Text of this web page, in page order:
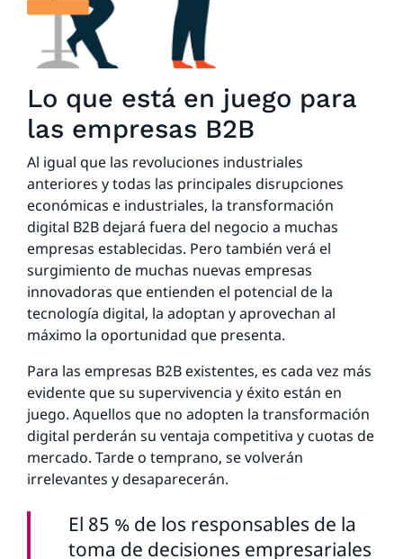
Lo que está en juego para
las empresas B2B
Al igual que las revoluciones industriales
anteriores y todas las principales disrupciones
económicas e industriales, la transformación
digital B2B dejará fuera del negocio a muchas
empresas establecidas. Pero también verá el
surgimiento de muchas nuevas empresas
innovadoras que entienden el potencial de la
tecnología digital, la adoptan y aprovechan al
máximo la oportunidad que presenta.
Para las empresas B2B existentes, es cada vez más
evidente que su supervivencia y éxito están en
juego. Aquellos que no adopten la transformación
digital perderán su ventaja competitiva y cuotas de
mercado. Tarde o temprano, se volverán
irrelevantes y desaparecerán.
El 85 % de los responsables de la
toma de decisiones empresariales